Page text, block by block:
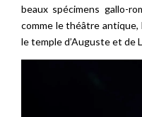
beaux spécimens gallo-
comme le théâtre
le temple d’Auguste et de